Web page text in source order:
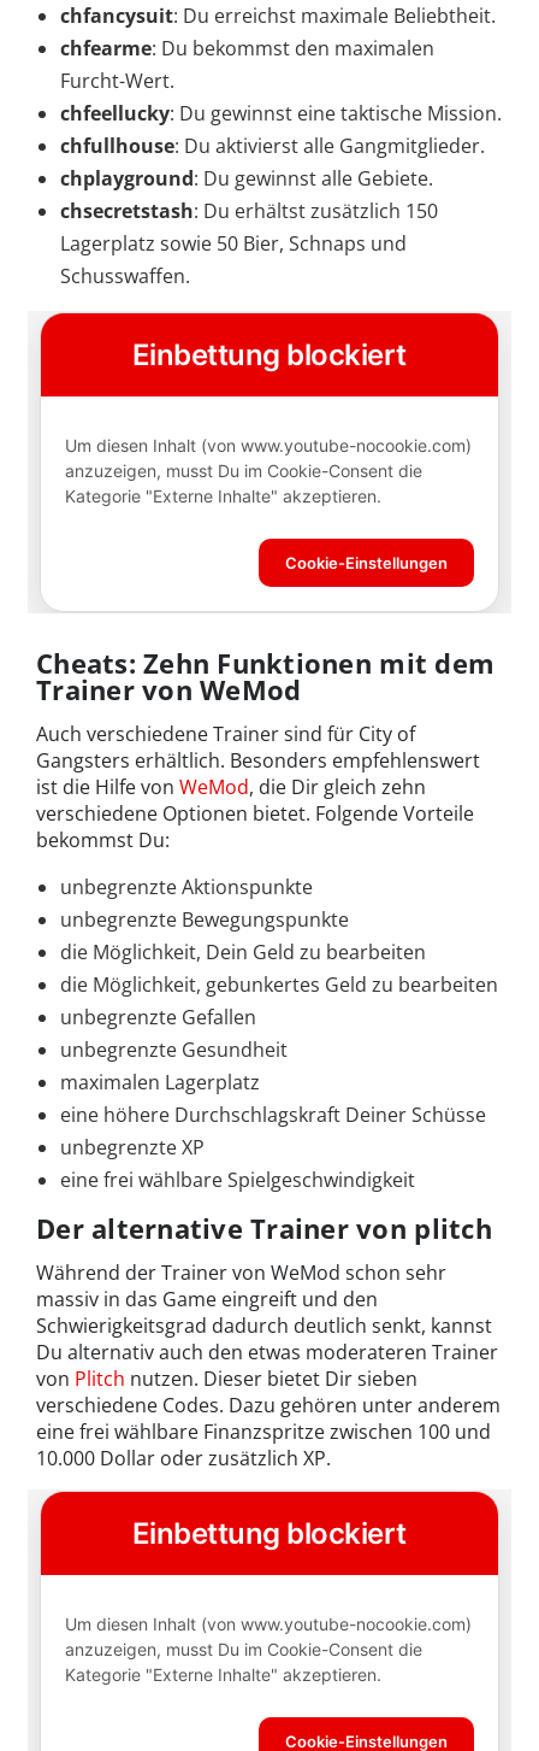
chfancysuit: Du erreichst maximale Beliebtheit.
chfearme: Du bekommst den maximalen
Furcht-Wert.
chfeellucky: Du gewinnst eine taktische Mission.
chfullhouse: Du aktivierst alle Gangmitglieder.
chplayground: Du gewinnst alle Gebiete.
chsecretstash: Du erhältst zusätzlich 150
Lagerplatz sowie 50 Bier, Schnaps und
Schusswaffen.
Cheats: Zehn Funktionen mit dem
Trainer von WeMod
Auch verschiedene Trainer sind für City of
Gangsters erhältlich. Besonders empfehlenswert
ist die Hilfe von WeMod, die Dir gleich zehn
verschiedene Optionen bietet. Folgende Vorteile
bekommst Du:
unbegrenzte Aktionspunkte
unbegrenzte Bewegungspunkte
die Möglichkeit, Dein Geld zu bearbeiten
die Möglichkeit, gebunkertes Geld zu bearbeiten
unbegrenzte Gefallen
unbegrenzte Gesundheit
maximalen Lagerplatz
eine höhere Durchschlagskraft Deiner Schüsse
unbegrenzte XP
eine frei wählbare Spielgeschwindigkeit
Der alternative Trainer von plitch
Während der Trainer von WeMod schon sehr
massiv in das Game eingreift und den
Schwierigkeitsgrad dadurch deutlich senkt, kannst
Du alternativ auch den etwas moderateren Trainer
von Plitch nutzen. Dieser bietet Dir sieben
verschiedene Codes. Dazu gehören unter anderem
eine frei wählbare Finanzspritze zwischen 100 und
10.000 Dollar oder zusätzlich XP.